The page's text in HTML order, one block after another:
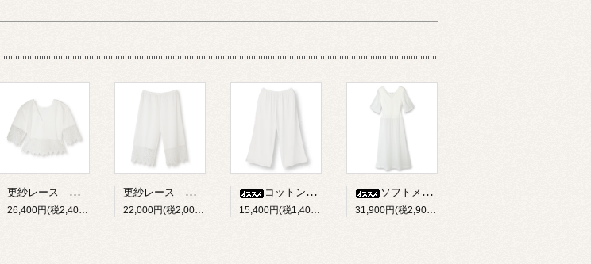
更紗レース ブラウス
26,400円(税2,400円)
更紗レース キュロット
22,000円(税2,000円)
コットンガーゼ キュロット
15,400円(税1,400円)
ソフトメイクブラ付 ワンピース
31,900円(税2,900円)